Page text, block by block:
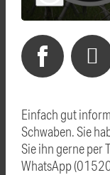
Einfach gut
Schwaben. Sie
Sie ihn gerne
WhatsApp